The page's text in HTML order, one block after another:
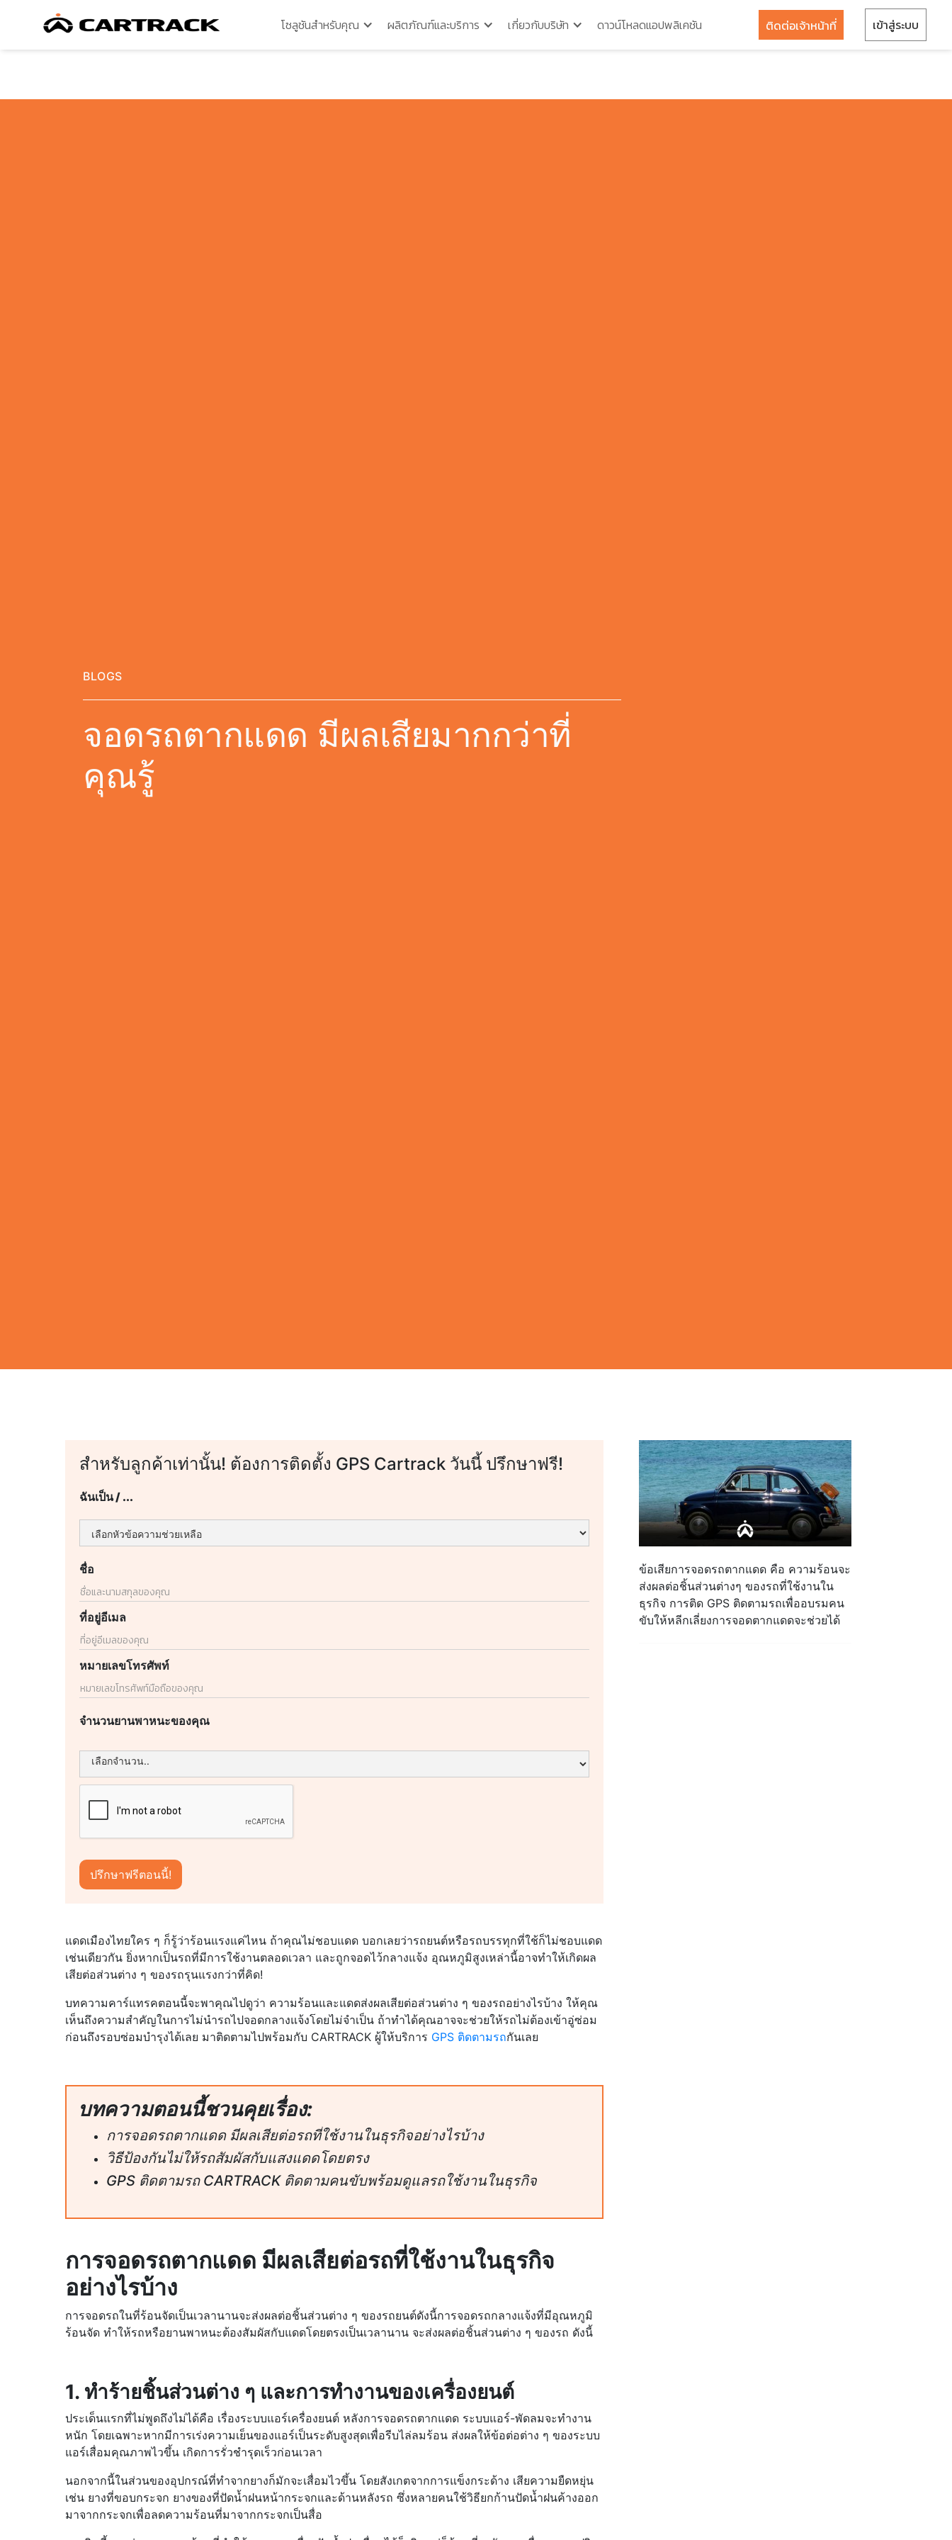
โซลูชันสำหรับคุณ ผลิตภัณฑ์และบริการ เกี่ยวกับบริษัท ดาวน์โหลดแอปพลิเคชัน ติดต่อเจ้าหน้าที่ เข้าสู่ระบบ
BLOGS
จอดรถตากแดด มีผลเสียมากกว่าที่
คุณรู้
สำหรับลูกค้าเท่านั้น! ต้องการติดตั้ง GPS Cartrack วันนี้ ปรึกษาฟรี!
ฉันเป็น / ...
ชื่อ
ที่อยู่อีเมล
หมายเลขโทรศัพท์
จำนวนยานพาหนะของคุณ
แดดเมืองไทยใคร ๆ ก็รู้ว่าร้อนแรงแค่ไหน ถ้าคุณไม่ชอบแดด บอกเลยว่ารถยนต์หรือรถบรรทุกที่ใช้ก็ไม่ชอบแดด
เช่นเดียวกัน ยิ่งหากเป็นรถที่มีการใช้งานตลอดเวลา และถูกจอดไว้กลางแจ้ง อุณหภูมิสูงเหล่านี้อาจทำให้เกิดผล
เสียต่อส่วนต่าง ๆ ของรถรุนแรงกว่าที่คิด!
บทความคาร์แทรคตอนนี้จะพาคุณไปดูว่า ความร้อนและแดดส่งผลเสียต่อส่วนต่าง ๆ ของรถอย่างไรบ้าง ให้คุณ
เห็นถึงความสำคัญในการไม่นำรถไปจอดกลางแจ้งโดยไม่จำเป็น ถ้าทำได้คุณอาจจะช่วยให้รถไม่ต้องเข้าอู่ซ่อม
ก่อนถึงรอบซ่อมบำรุงได้เลย มาติดตามไปพร้อมกับ CARTRACK ผู้ให้บริการ GPS ติดตามรถกันเลย
บทความตอนนี้ชวนคุยเรื่อง:
การจอดรถตากแดด มีผลเสียต่อรถที่ใช้งานในธุรกิจอย่างไรบ้าง
วิธีป้องกันไม่ให้รถสัมผัสกับแสงแดดโดยตรง
GPS ติดตามรถ CARTRACK ติดตามคนขับพร้อมดูแลรถใช้งานในธุรกิจ
การจอดรถตากแดด มีผลเสียต่อรถที่ใช้งานในธุรกิจ
อย่างไรบ้าง
การจอดรถในที่ร้อนจัดเป็นเวลานานจะส่งผลต่อชิ้นส่วนต่าง ๆ ของรถยนต์ดังนี้การจอดรถกลางแจ้งที่มีอุณหภูมิ
ร้อนจัด ทำให้รถหรือยานพาหนะต้องสัมผัสกับแดดโดยตรงเป็นเวลานาน จะส่งผลต่อชิ้นส่วนต่าง ๆ ของรถ ดังนี้
1. ทำร้ายชิ้นส่วนต่าง ๆ และการทำงานของเครื่องยนต์
ประเด็นแรกที่ไม่พูดถึงไม่ได้คือ เรื่องระบบแอร์เครื่องยนต์ หลังการจอดรถตากแดด ระบบแอร์-พัดลมจะทำงาน
หนัก โดยเฉพาะหากมีการเร่งความเย็นของแอร์เป็นระดับสูงสุดเพื่อรีบไล่ลมร้อน ส่งผลให้ข้อต่อต่าง ๆ ของระบบ
แอร์เสื่อมคุณภาพไวขึ้น เกิดการรั่วชำรุดเร็วก่อนเวลา
นอกจากนี้ในส่วนของอุปกรณ์ที่ทำจากยางก็มักจะเสื่อมไวขึ้น โดยสังเกตจากการแข็งกระด้าง เสียความยืดหยุ่น
เช่น ยางที่ขอบกระจก ยางของที่ปัดน้ำฝนหน้ากระจกและด้านหลังรถ ซึ่งหลายคนใช้วิธียกก้านปัดน้ำฝนค้างออก
มาจากกระจกเพื่อลดความร้อนที่มาจากกระจกเป็นสื่อ
ข้อเสียการจอดรถตากแดด คือ ความร้อนจะ
ส่งผลต่อชิ้นส่วนต่างๆ ของรถที่ใช้งานใน
ธุรกิจ การติด GPS ติดตามรถเพื่ออบรมคน
ขับให้หลีกเลี่ยงการจอดตากแดดจะช่วยได้